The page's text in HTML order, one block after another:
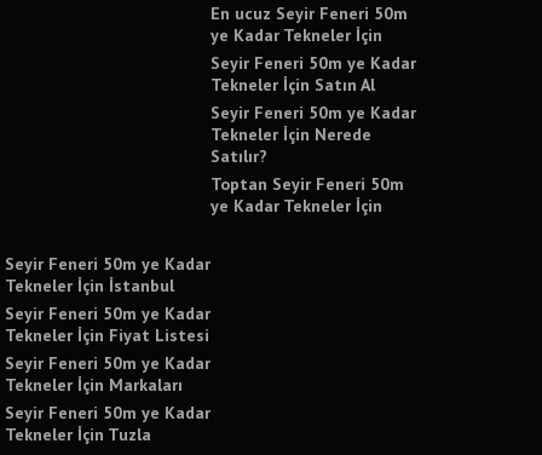
En ucuz Seyir Feneri 50m
ye Kadar Tekneler İçin
Seyir Feneri 50m ye Kadar
Tekneler İçin Satın Al
Seyir Feneri 50m ye Kadar
Tekneler İçin Nerede
Satılır?
Toptan Seyir Feneri 50m
ye Kadar Tekneler İçin
Seyir Feneri 50m ye Kadar
Tekneler İçin İstanbul
Seyir Feneri 50m ye Kadar
Tekneler İçin Fiyat Listesi
Seyir Feneri 50m ye Kadar
Tekneler İçin Markaları
Seyir Feneri 50m ye Kadar
Tekneler İçin Tuzla